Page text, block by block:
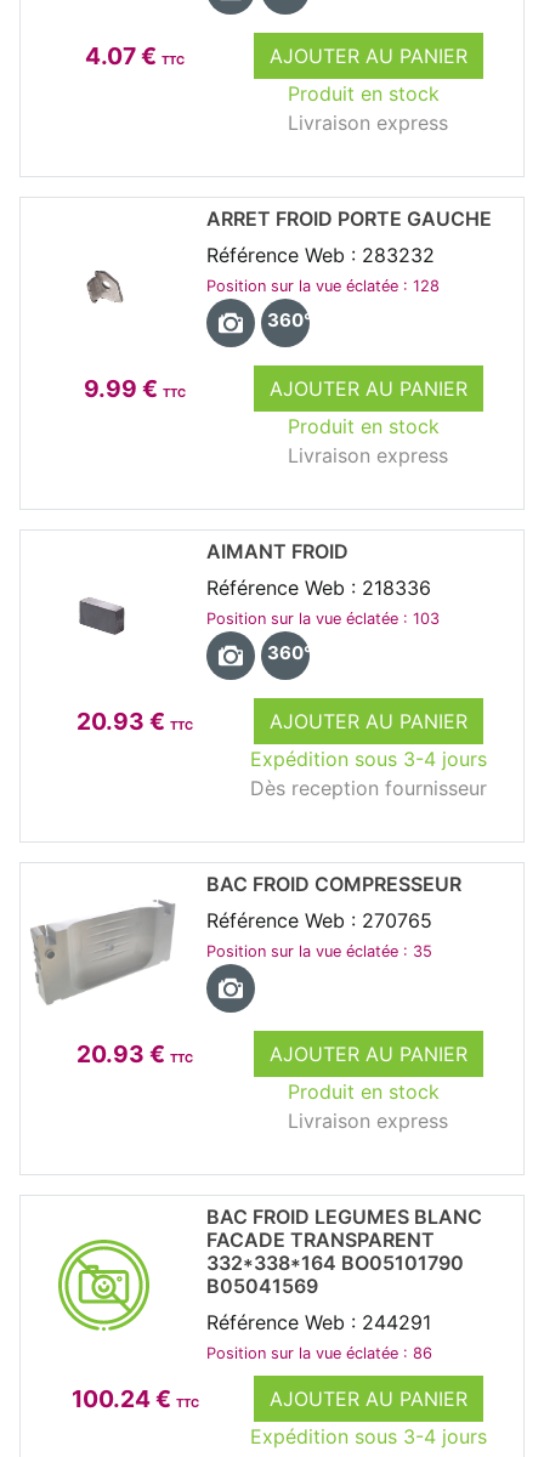
4.07 € TTC
AJOUTER AU PANIER
Produit en stock
Livraison express
9.99 € TTC
AJOUTER AU PANIER
Produit en stock
Livraison express
ARRET FROID PORTE GAUCHE
Référence Web : 283232
Position sur la vue éclatée : 128
360°
20.93 € TTC
AJOUTER AU PANIER
Expédition sous 3-4 jours
Dès reception fournisseur
AIMANT FROID
Référence Web : 218336
Position sur la vue éclatée : 103
360°
20.93 € TTC
AJOUTER AU PANIER
Produit en stock
Livraison express
BAC FROID COMPRESSEUR
Référence Web : 270765
Position sur la vue éclatée : 35
100.24 € TTC
AJOUTER AU PANIER
Expédition sous 3-4 jours
BAC FROID LEGUMES BLANC
FACADE TRANSPARENT
332*338*164 BO05101790
B05041569
Référence Web : 244291
Position sur la vue éclatée : 86